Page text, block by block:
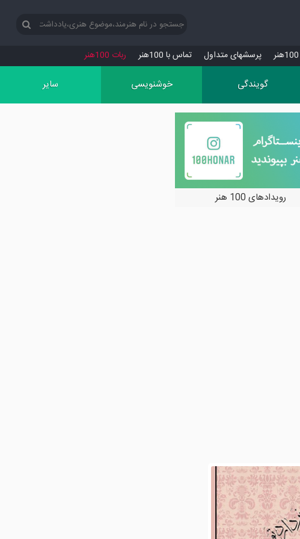
پرسش‏های متداول تماس با 100هنر ربات 100هنر
گویندگی خوشنویسی سایر
رویدادهای 100 هنر